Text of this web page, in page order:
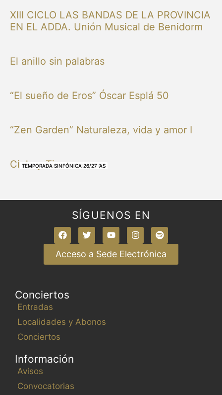
NUESTRAS BANDAS Y ORQUESTAS
NUESTRAS BANDAS Y ORQUESTAS
OTRAS MÚSICAS
NUESTRAS BANDAS Y ORQUESTAS
XIII CICLO LAS BANDAS DE LA PROVINCIA
EN EL ADDA. Unión Musical de Benidorm
NUESTRAS BANDAS Y ORQUESTAS
El anillo sin palabras
TEMPORADA SINFÓNICA 26/27
“El sueño de Eros” Óscar Esplá 50
TEMPORADA SINFÓNICA 26/27
“Zen Garden” Naturaleza, vida y amor I
TEMPORADA SINFÓNICA 26/27
Cielo y Tierra
TEMPORADA SINFÓNICA 26/27
SÍGUENOS EN
Acceso a Sede Electrónica
Conciertos
Entradas
Localidades y Abonos
Conciertos
Información
Avisos
Convocatorias